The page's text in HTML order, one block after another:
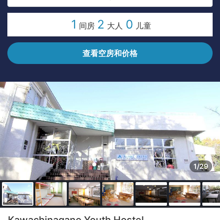
1 间房 2 大人 0 儿童
查看空房和价格
1/29